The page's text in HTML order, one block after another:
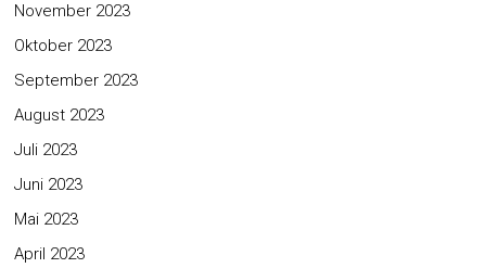
November 2023
Oktober 2023
September 2023
August 2023
Juli 2023
Juni 2023
Mai 2023
April 2023